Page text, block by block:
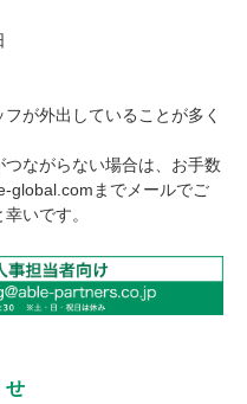
が外出していることが多く
ながらない場合は、お手数
global.comまでメールでご
いです。